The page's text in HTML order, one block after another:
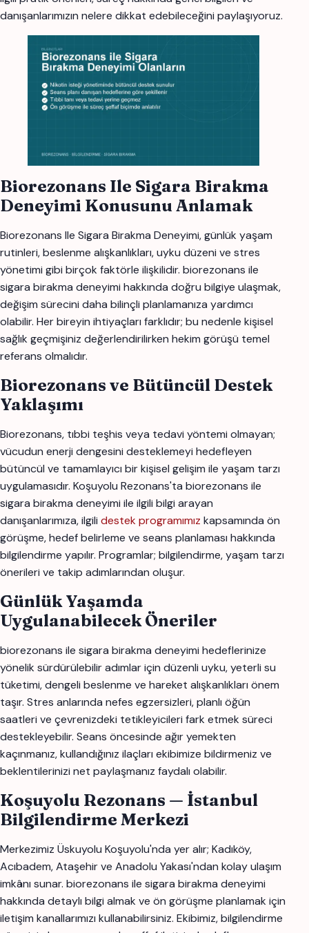
danışanlarımızın nelere dikkat edebileceğini paylaşıyoruz.
Biorezonans Ile Sigara Birakma
Deneyimi Konusunu Anlamak
Biorezonans Ile Sigara Birakma Deneyimi, günlük yaşam
rutinleri, beslenme alışkanlıkları, uyku düzeni ve stres
yönetimi gibi birçok faktörle ilişkilidir. biorezonans ile
sigara birakma deneyimi hakkında doğru bilgiye ulaşmak,
değişim sürecini daha bilinçli planlamanıza yardımcı
olabilir. Her bireyin ihtiyaçları farklıdır; bu nedenle kişisel
sağlık geçmişiniz değerlendirilirken hekim görüşü temel
referans olmalıdır.
Biorezonans ve Bütüncül Destek
Yaklaşımı
Biorezonans, tıbbi teşhis veya tedavi yöntemi olmayan;
vücudun enerji dengesini desteklemeyi hedefleyen
bütüncül ve tamamlayıcı bir kişisel gelişim ile yaşam tarzı
uygulamasıdır. Koşuyolu Rezonans'ta biorezonans ile
sigara birakma deneyimi ile ilgili bilgi arayan
danışanlarımıza, ilgili destek programımız kapsamında ön
görüşme, hedef belirleme ve seans planlaması hakkında
bilgilendirme yapılır. Programlar; bilgilendirme, yaşam tarzı
önerileri ve takip adımlarından oluşur.
Günlük Yaşamda
Uygulanabilecek Öneriler
biorezonans ile sigara birakma deneyimi hedeflerinize
yönelik sürdürülebilir adımlar için düzenli uyku, yeterli su
tüketimi, dengeli beslenme ve hareket alışkanlıkları önem
taşır. Stres anlarında nefes egzersizleri, planlı öğün
saatleri ve çevrenizdeki tetikleyicileri fark etmek süreci
destekleyebilir. Seans öncesinde ağır yemekten
kaçınmanız, kullandığınız ilaçları ekibimize bildirmeniz ve
beklentilerinizi net paylaşmanız faydalı olabilir.
Koşuyolu Rezonans — İstanbul
Bilgilendirme Merkezi
Merkezimiz Üskuyolu Koşuyolu'nda yer alır; Kadıköy,
Acıbadem, Ataşehir ve Anadolu Yakası'ndan kolay ulaşım
imkânı sunar. biorezonans ile sigara birakma deneyimi
hakkında detaylı bilgi almak ve ön görüşme planlamak için
iletişim kanallarımızı kullanabilirsiniz. Ekibimiz, bilgilendirme